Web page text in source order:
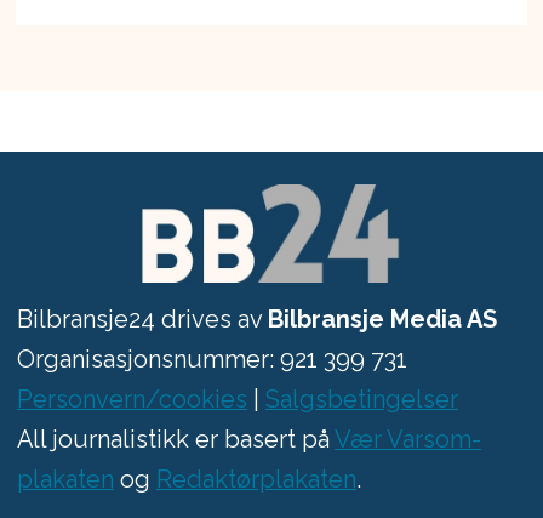
Bilbransje24 drives av Bilbransje Media AS
Organisasjonsnummer: 921 399 731
Personvern/cookies
Salgsbetingelser
All journalistikk er basert på Vær Varsom-
plakaten og Redaktørplakaten.